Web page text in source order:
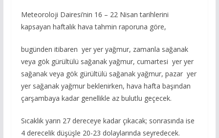
Meteoroloji Dairesi’nin 16 – 22 Nisan tarihlerini
kapsayan haftalık hava tahmin raporuna göre,
bugünden itibaren yer yer yağmur, zamanla sağanak
veya gök gürültülü sağanak yağmur, cumartesi yer yer
sağanak veya gök gürültülü sağanak yağmur, pazar yer
yer sağanak yağmur beklenirken, hava hafta başından
çarşambaya kadar genellikle az bulutlu geçecek.
Sıcaklık yarın 27 dereceye kadar çıkacak; sonrasında ise
4 derecelik düşüşle 20-23 dolaylarında seyredecek.